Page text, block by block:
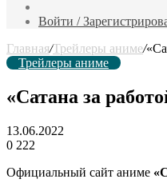
фильм
Войти /
Главная/Трейлеры аниме/
Трейлеры аниме
«Сатана за
13.06.2022
0 222
Официальный сайт аниме